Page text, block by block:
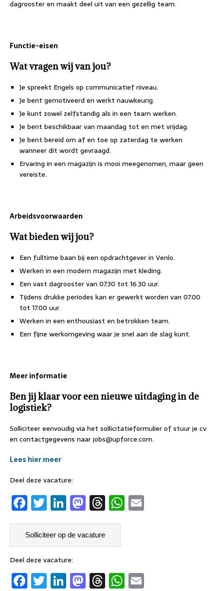
dagrooster en maakt deel uit van een gezellig team.
Functie-eisen
Wat vragen wij van jou?
Je spreekt Engels op communicatief niveau.
Je bent gemotiveerd en werkt nauwkeurig.
Je kunt zowel zelfstandig als in een team werken.
Je bent beschikbaar van maandag tot en met vrijdag.
Je bent bereid om af en toe op zaterdag te werken
wanneer dit wordt gevraagd.
Ervaring in een magazijn is mooi meegenomen, maar geen
vereiste.
Arbeidsvoorwaarden
Wat bieden wij jou?
Een fulltime baan bij een opdrachtgever in Venlo.
Werken in een modern magazijn met kleding.
Een vast dagrooster van 07.30 tot 16.30 uur.
Tijdens drukke periodes kan er gewerkt worden van 07.00
tot 17.00 uur.
Werken in een enthousiast en betrokken team.
Een fijne werkomgeving waar je snel aan de slag kunt.
Meer informatie
Ben jij klaar voor een nieuwe uitdaging in de
logistiek?
Solliciteer eenvoudig via het sollicitatieformulier of stuur je cv
en contactgegevens naar jobs@upforce.com.
Lees hier meer
Deel deze vacature:
F
a
c
e
b
o
T
w
it
t
er
Li
n
k
e
dI
n
M
a
st
o
o
T
h
a
s
W
h
p
Deel deze vacature:
F T Li M T W